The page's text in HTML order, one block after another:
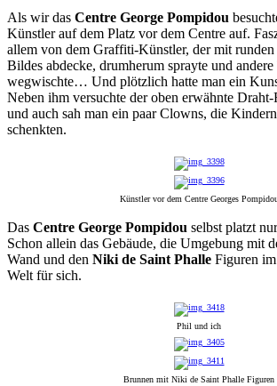
Als wir das Centre George Pompidou
Künstler auf dem Platz vor dem Centre auf.
allem von dem Graffiti-Künstler, der mit runden
Bildes abdecke, drumherum sprayte und
wegwischte… Und plötzlich hatte man ein
Neben ihm versuchte der oben erwähnte
und auch sah man ein paar Clowns, die
schenkten.
Künstler vor dem Centre Georges
Das Centre George Pompidou selbst platzt
Schon allein das Gebäude, die Umgebung mit
Wand und den Niki de Saint Phalle Figuren
Welt für sich.
Phil und ich
Brunnen mit Niki de Saint Phalle Figuren